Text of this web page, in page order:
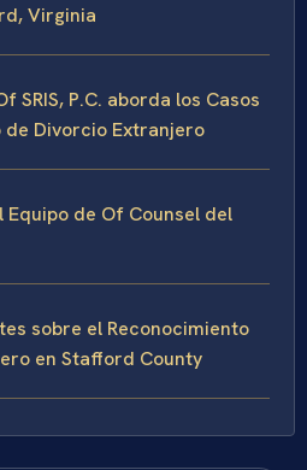
Virginia
SRIS, P.C. aborda los Casos
de Divorcio Extranjero
Equipo de Of Counsel del
sobre el Reconocimiento
en Stafford County